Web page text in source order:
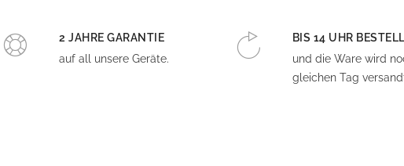
2 JAHRE GARANTIE
auf all unsere Geräte.
BIS 14 UHR
und die Ware wird
gleichen Tag